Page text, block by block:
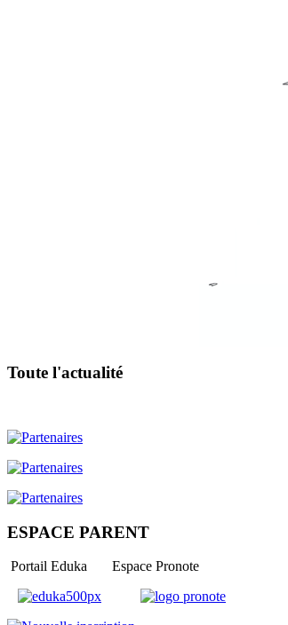
Toute l'actualité
ESPACE PARENT
Portail Eduka Espace Pronote